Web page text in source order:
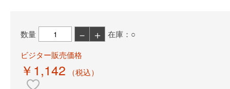
数量 － ＋
在庫：○
ビジター販売価格
￥1,142 （税込）